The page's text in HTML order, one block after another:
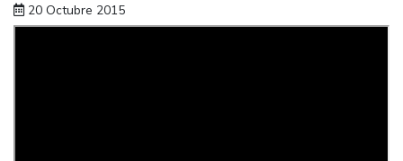
20 Octubre 2015